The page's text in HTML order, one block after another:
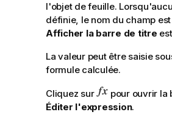
l'objet de feuille.
définie, le nom du champ
Afficher la barre de titre
La valeur peut être saisie
formule calculée.
Cliquez sur
pour ouvrir la
Éditer l'expression.